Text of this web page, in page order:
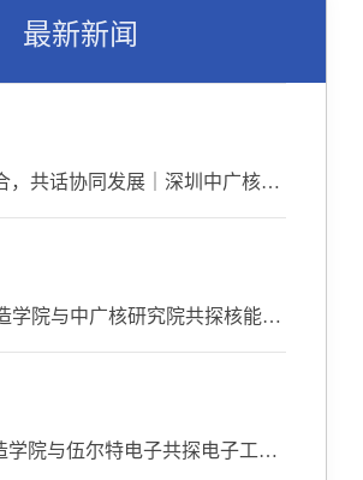
最新新闻
深化产教融合，共话协同发展｜深圳中广核工程设计有限公司一行到访我院
中德智能制造学院与中广核研究院共探核能自动化发展新路径
中德智能制造学院与伍尔特电子共探电子工程人才培养新路径 ——聚焦EDA工具能力与工程实践，打造国际化电子专业人才高地